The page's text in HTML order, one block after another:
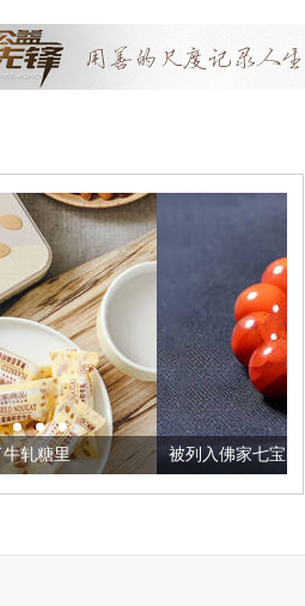
被列入佛家七宝的它到底有多美？